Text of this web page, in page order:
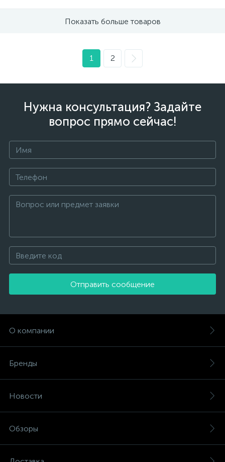
Показать больше товаров
1 2
Нужна консультация? Задайте
вопрос прямо сейчас!
Отправить сообщение
О компании
Бренды
Новости
Обзоры